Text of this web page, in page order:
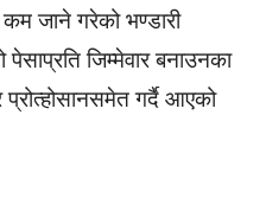
कम जाने गरेको भण्डारी
जिम्मेवार बनाउनका
गर्दै आएको